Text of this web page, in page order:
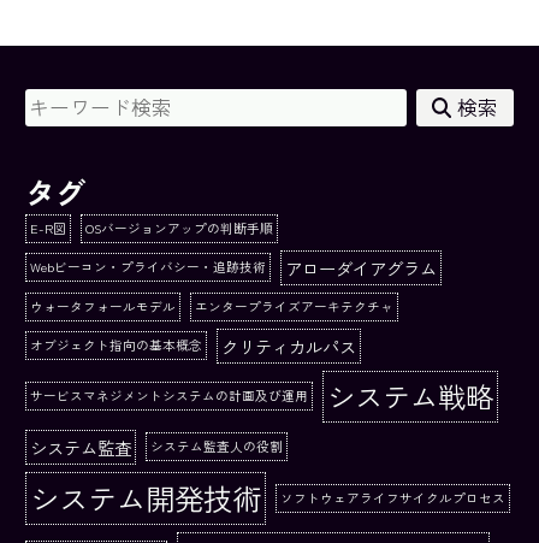
検索
タグ
E-R図 OSバージョンアップの判断手順
Webビーコン・プライバシー・追跡技術 アローダイアグラム
ウォータフォールモデル エンタープライズアーキテクチャ
オブジェクト指向の基本概念 クリティカルパス
サービスマネジメントシステムの計画及び運用 システム戦略
システム監査 システム監査人の役割
システム開発技術 ソフトウェアライフサイクルプロセス